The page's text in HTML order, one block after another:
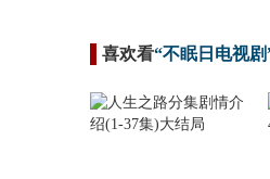
喜欢看“不眠日电视剧